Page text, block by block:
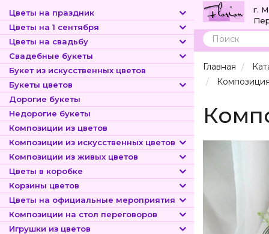
Цветы на праздник
Цветы на 1 сентября
Цветы на свадьбу
Свадебные букеты
Букет из искусственных цветов
Букеты цветов
Дорогие букеты
Недорогие букеты
Композиции из цветов
Композиции из искусственных цветов
Композиции из живых цветов
Цветы в коробке
Корзины цветов
Цветы на официальные мероприятия
Композиции на стол переговоров
Игрушки из цветов
г.
Поиск
Главная